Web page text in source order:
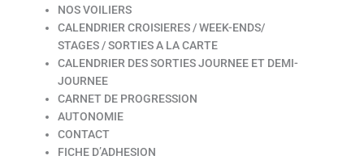
NOS VOILIERS
CALENDRIER CROISIERES / WEEK-ENDS/
STAGES / SORTIES A LA CARTE
CALENDRIER DES SORTIES JOURNEE ET DEMI-
JOURNEE
CARNET DE PROGRESSION
AUTONOMIE
CONTACT
FICHE D’ADHESION